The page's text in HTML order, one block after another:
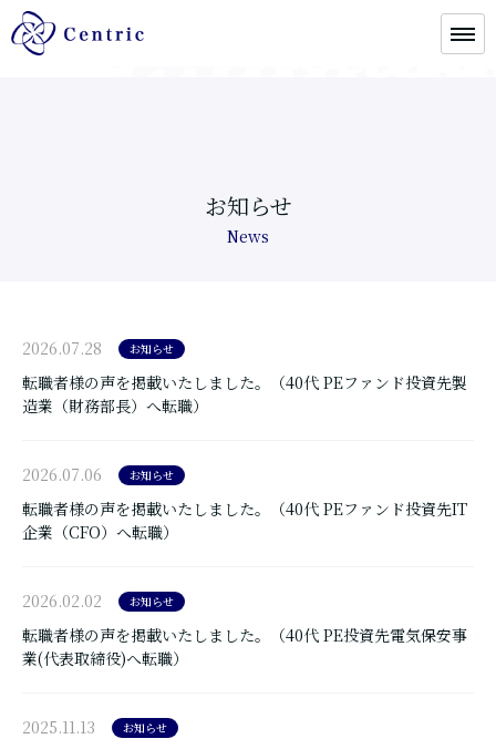
お知らせ
News
2026.07.28 お知らせ
転職者様の声を掲載いたしました。（40代 PEファンド投資先製
造業（財務部長）へ転職）
2026.07.06 お知らせ
転職者様の声を掲載いたしました。（40代 PEファンド投資先IT
企業（CFO）へ転職）
2026.02.02 お知らせ
転職者様の声を掲載いたしました。（40代 PE投資先電気保安事
業(代表取締役)へ転職）
2025.11.13 お知らせ